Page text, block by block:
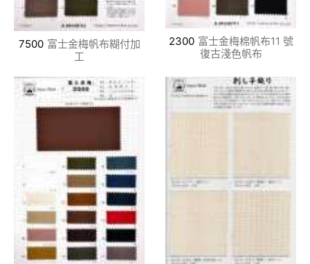
7500 富士金梅帆布糊付加
工
2300 富士金梅棉帆布11 號
復古淺色帆布